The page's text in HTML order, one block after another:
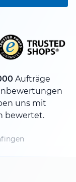
Aufträge
uns mit
bewertet.